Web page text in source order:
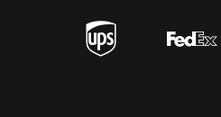
 